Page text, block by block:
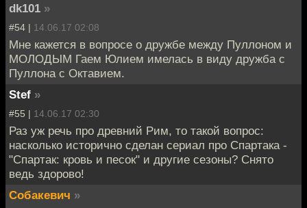
dk101 »
#54 | 14.06.17 02:08
Мне кажется в вопросе о дружбе между Пуллоном и
МОЛОДЫМ Гаем Юлием имелась в виду дружба с
Пуллона с Октавием.
Stef »
#55 | 14.06.17 02:30
Раз уж речь про древний Рим, то такой вопрос:
насколько исторично сделан сериал про Спартака -
"Спартак: кровь и песок" и другие сезоны? Снято
ведь здорово!
Собакевич »